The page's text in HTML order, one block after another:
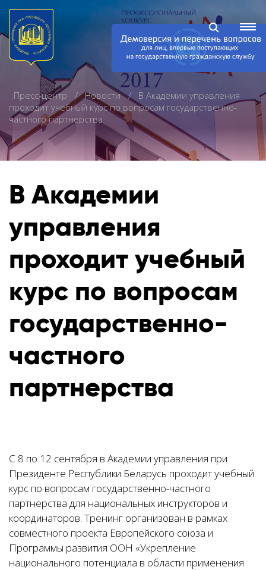
Пресс-центр Новости
В Академии управления
проходит учебный курс по вопросам государственно-
частного партнерства
В Академии
управления
проходит учебный
курс по вопросам
государственно-
частного
партнерства
С 8 по 12 сентября в Академии управления при
Президенте Республики Беларусь проходит учебный
курс по вопросам государственно-частного
партнерства для национальных инструкторов и
координаторов. Тренинг организован в рамках
совместного проекта Европейского союза и
Программы развития ООН «Укрепление
национального потенциала в области применения